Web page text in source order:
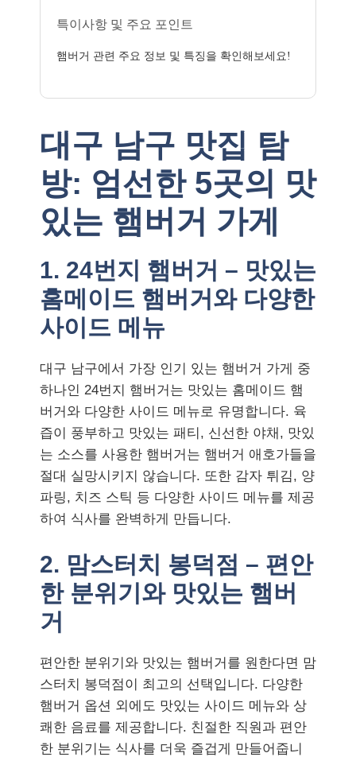
특이사항 및 주요 포인트
햄버거 관련 주요 정보 및 특징을 확인해보세요!
대구 남구 맛집 탐
방: 엄선한 5곳의 맛
있는 햄버거 가게
1. 24번지 햄버거 – 맛있는
홈메이드 햄버거와 다양한
사이드 메뉴
대구 남구에서 가장 인기 있는 햄버거 가게 중
하나인 24번지 햄버거는 맛있는 홈메이드 햄
버거와 다양한 사이드 메뉴로 유명합니다. 육
즙이 풍부하고 맛있는 패티, 신선한 야채, 맛있
는 소스를 사용한 햄버거는 햄버거 애호가들을
절대 실망시키지 않습니다. 또한 감자 튀김, 양
파링, 치즈 스틱 등 다양한 사이드 메뉴를 제공
하여 식사를 완벽하게 만듭니다.
2. 맘스터치 봉덕점 – 편안
한 분위기와 맛있는 햄버
거
편안한 분위기와 맛있는 햄버거를 원한다면 맘
스터치 봉덕점이 최고의 선택입니다. 다양한
햄버거 옵션 외에도 맛있는 사이드 메뉴와 상
쾌한 음료를 제공합니다. 친절한 직원과 편안
한 분위기는 식사를 더욱 즐겁게 만들어줍니